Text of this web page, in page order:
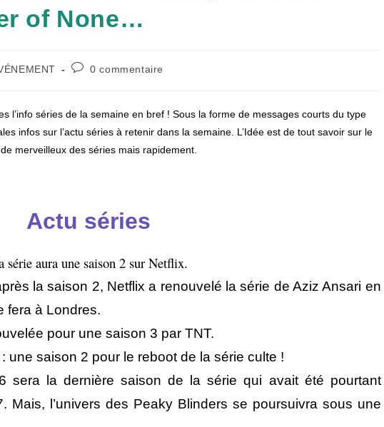
of None…
Commentaires
0 commentaire
l’info séries de la semaine en bref ! Sous la forme de messages courts du type
infos sur l’actu séries à retenir dans la semaine. L’Idée est de tout savoir sur le
merveilleux des séries mais rapidement.
Actu séries
série aura une saison 2 sur Netflix.
la saison 2, Netflix a renouvelé la série de Aziz Ansari en
fera à Londres.
pour une saison 3 par TNT.
: une saison 2 pour le reboot de la série culte !
sera la dernière saison de la série qui avait été pourtant
Mais, l’univers des Peaky Blinders se poursuivra sous une